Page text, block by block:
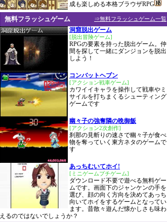
成も楽しめる本格ブラウザRPG
⇒無料フラッシュゲーム一覧
無料フラッシュゲーム
洞窟脱出ゲーム
[脱出冒険ゲーム]
RPGの要素を持った脱出ゲーム。仲
間を探して一緒にダンジョンを脱出
しよう！
コンバットヘブン
[アクション戦車ゲーム]
カワイイキャラを操作して戦車やミ
サイルを打ちまくるシューティング
ゲームです
幽々子の強奪隣の晩御飯
[アクション2次創作]
刹那の見斬りの速さで幽々子が食べ
物を奪っていく東方ネタのゲームで
す
あっちむいてホイ!
[ミニゲームプチゲーム]
ダウンロード不要で遊べる無料ゲー
ムです。画面下のジャンケンの手を
選び、顔の向く方向を決めてあっち
向いてホイをするゲームとなってい
ます。昔散々遊んだ懐かしさも味わ
えるのではないでしょうか？